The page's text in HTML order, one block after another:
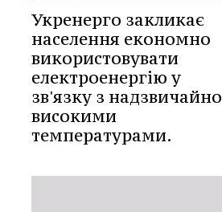
Укренерго закликає
населення економно
використовувати
електроенергію у
зв'язку з надзвичайно
високими
температурами.